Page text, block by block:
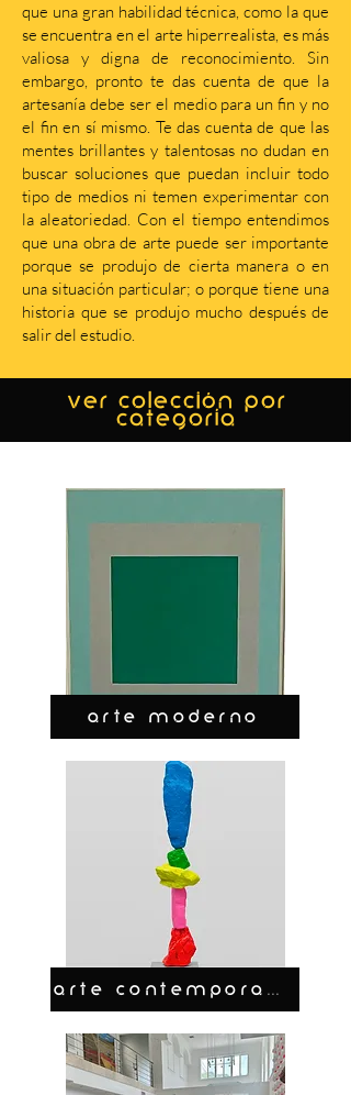
que una gran habilidad técnica, como la que
se encuentra en el arte hiperrealista, es más
valiosa y digna de reconocimiento. Sin
embargo, pronto te das cuenta de que la
artesanía debe ser el medio para un fin y no
el fin en sí mismo. Te das cuenta de que las
mentes brillantes y talentosas no dudan en
buscar soluciones que puedan incluir todo
tipo de medios ni temen experimentar con
la aleatoriedad. Con el tiempo entendimos
que una obra de arte puede ser importante
porque se produjo de cierta manera o en
una situación particular; o porque tiene una
historia que se produjo mucho después de
salir del estudio.
ver colección por
categoría
ARTE MODERNO
ARTE CONTEMPORANEO